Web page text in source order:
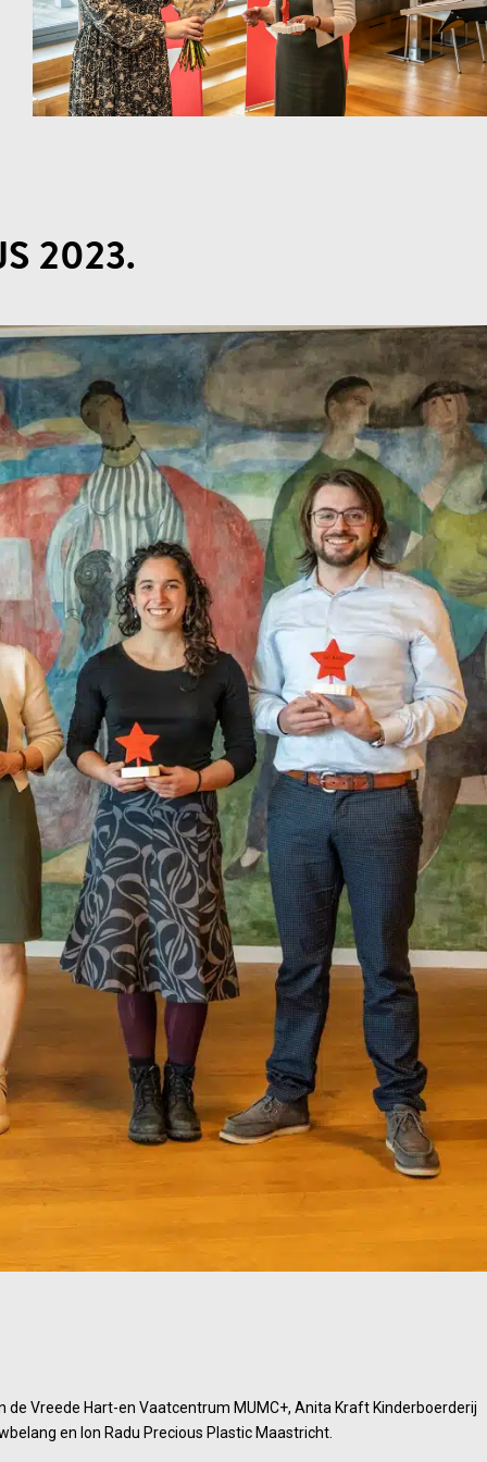
2023.
Vreede Hart-en Vaatcentrum MUMC+, Anita Kraft Kinderboerderij
en Ion Radu Precious Plastic Maastricht.